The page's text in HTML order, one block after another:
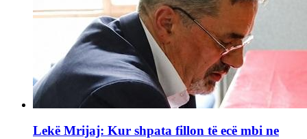
Lekë Mrijaj: Kur shpata fillon të ecë mbi ne